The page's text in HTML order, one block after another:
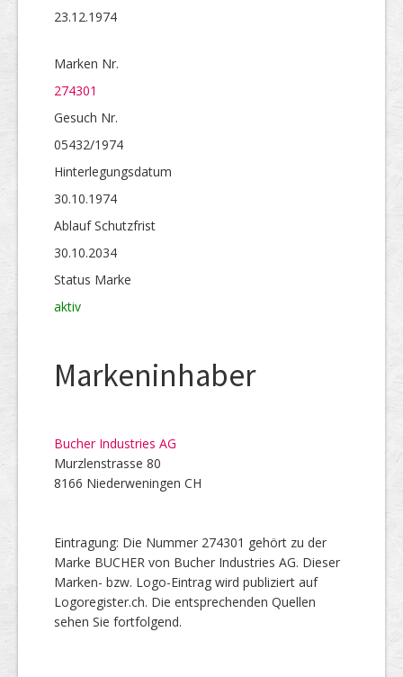
23.12.1974
Marken Nr.
274301
Gesuch Nr.
05432/1974
Hinterlegungs­datum
30.10.1974
Ablauf Schutzfrist
30.10.2034
Status Marke
aktiv
Markeninhaber
Bucher Industries AG
Murzlenstrasse 80
8166 Niederweningen CH
Eintragung: Die Nummer 274301 gehört zu der
Marke BUCHER von Bucher Industries AG. Dieser
Marken- bzw. Logo-Eintrag wird publiziert auf
Logoregister.ch. Die entsprechenden Quellen
sehen Sie fortfolgend.